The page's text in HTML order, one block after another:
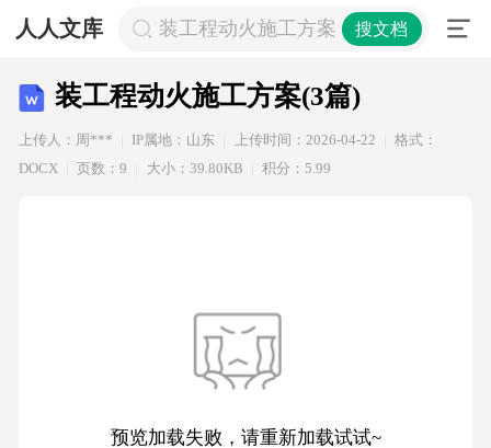
人人文库 装工程动火施工方案(3篇)搜文档
装工程动火施工方案(3篇)
上传人：周*** IP属地：山东 上传时间：2026-04-22
格式：
DOCX
页数：9 大小：39.80KB 积分：5.99
预览加载失败，请重新加载试试~